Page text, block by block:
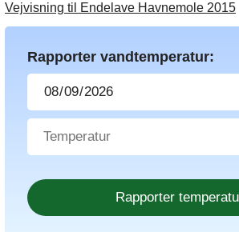
Vejvisning til Endelave Havnemole 2015
Rapporter vandtemperatur: